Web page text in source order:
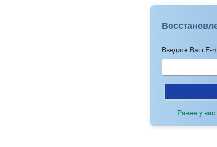
Введите Ваш E-
Ранее у